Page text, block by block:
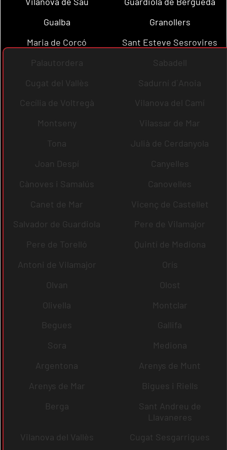
Gualba
Granollers
Maria de Corcó
Sant Esteve Sesrovires
Palautordera
Sabadell
Cugat del Vallès
Sadurní d´Anoia
Cecília de Voltregà
Vilanova del Camí
Montseny
Vilassar de Mar
Tona
Julià de Cerdanyola
Joan Despí
Canyelles
Cànoves i Samalús
Canovelles
Canet de Mar
Vicenç de Castellet
Salvador de Guardiola
Pere de Vilamajor
Pere de Torelló
Quintí de Mediona
Antoni de Vilamajor
Orís
Olvan
Olost
Olivella
Montclar
Begues
Gallifa
Sora
Mediona
Argentona
Arenys de Munt
Arenys de Mar
Bigues i Riells
Berga
Sant Andreu de
Llavaneres
Vilanova del Vallès
Cugat Sesgarrigues